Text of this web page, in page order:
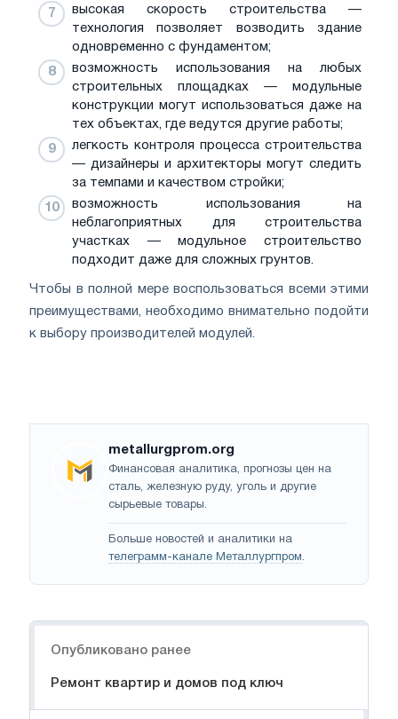
высокая скорость строительства —
технология позволяет возводить здание
одновременно с фундаментом;
возможность использования на любых
строительных площадках — модульные
конструкции могут использоваться даже на
тех объектах, где ведутся другие работы;
легкость контроля процесса строительства
— дизайнеры и архитекторы могут следить
за темпами и качеством стройки;
возможность использования на
неблагоприятных для строительства
участках — модульное строительство
подходит даже для сложных грунтов.
Чтобы в полной мере воспользоваться всеми этими
преимуществами, необходимо внимательно подойти
к выбору производителей модулей.
metallurgprom.org
Финансовая аналитика, прогнозы цен на
сталь, железную руду, уголь и другие
сырьевые товары.
Больше новостей и аналитики на
телеграмм-канале Металлургпром.
Опубликовано ранее
Ремонт квартир и домов под ключ